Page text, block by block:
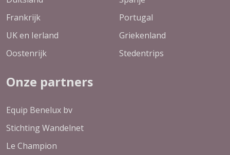
Frankrijk
UK en Ierland
Oostenrijk
Portugal
Griekenland
Stedentrips
Onze partners
Equip Benelux bv
Stichting Wandelnet
Le Champion